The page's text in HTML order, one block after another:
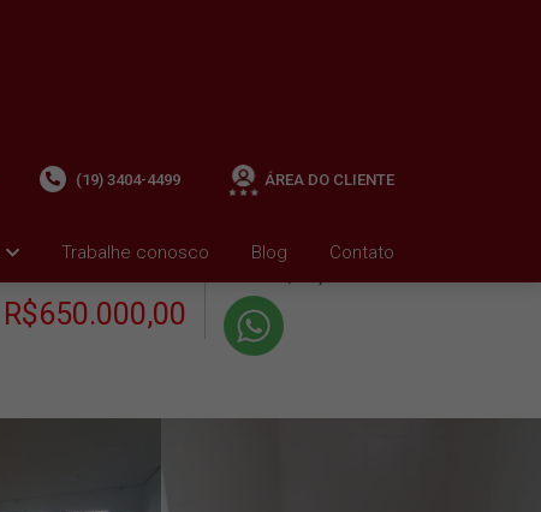
Trabalhe conosco Blog Contato
(19) 3404-4499 ÁREA DO CLIENTE
R$650.000,00
+ Condomínio R$0,00